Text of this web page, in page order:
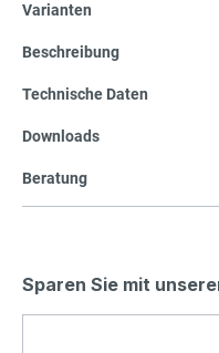
Varianten
Beschreibung
Technische Daten
Downloads
Beratung
Sparen Sie mit